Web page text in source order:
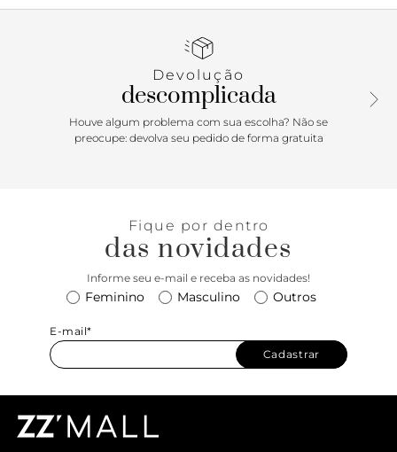
design elegante e minimalista. Perfeito para o dia a dia ou
Devolução
descomplicada
Houve algum problema com sua escolha? Não se
preocupe: devolva seu pedido de forma gratuita
Fique por dentro
das novidades
Informe seu e-mail e receba as novidades!
Feminino Masculino Outros
E-mail*
Cadastrar